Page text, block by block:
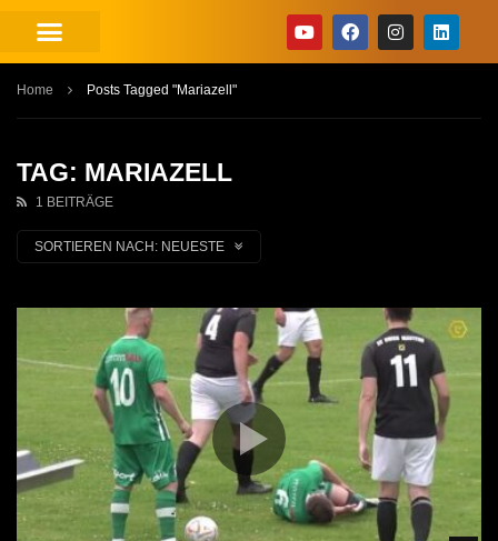
Home Posts Tagged "Mariazell"
TAG: MARIAZELL
1 BEITRÄGE
SORTIEREN NACH: NEUESTE